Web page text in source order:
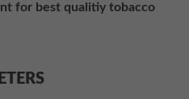
for best qualitiy tobacco